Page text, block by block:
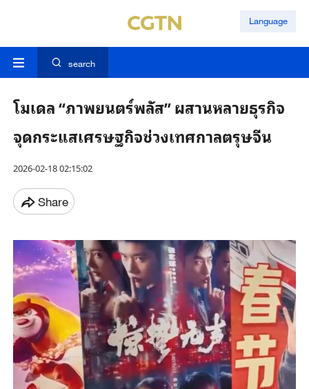
Language
search
โมเดล “ภาพยนตร์พลัส” ผสานหลายธุรกิจ
จุดกระแสเศรษฐกิจช่วงเทศกาลตรุษจีน
2026-02-18 02:15:02
Share